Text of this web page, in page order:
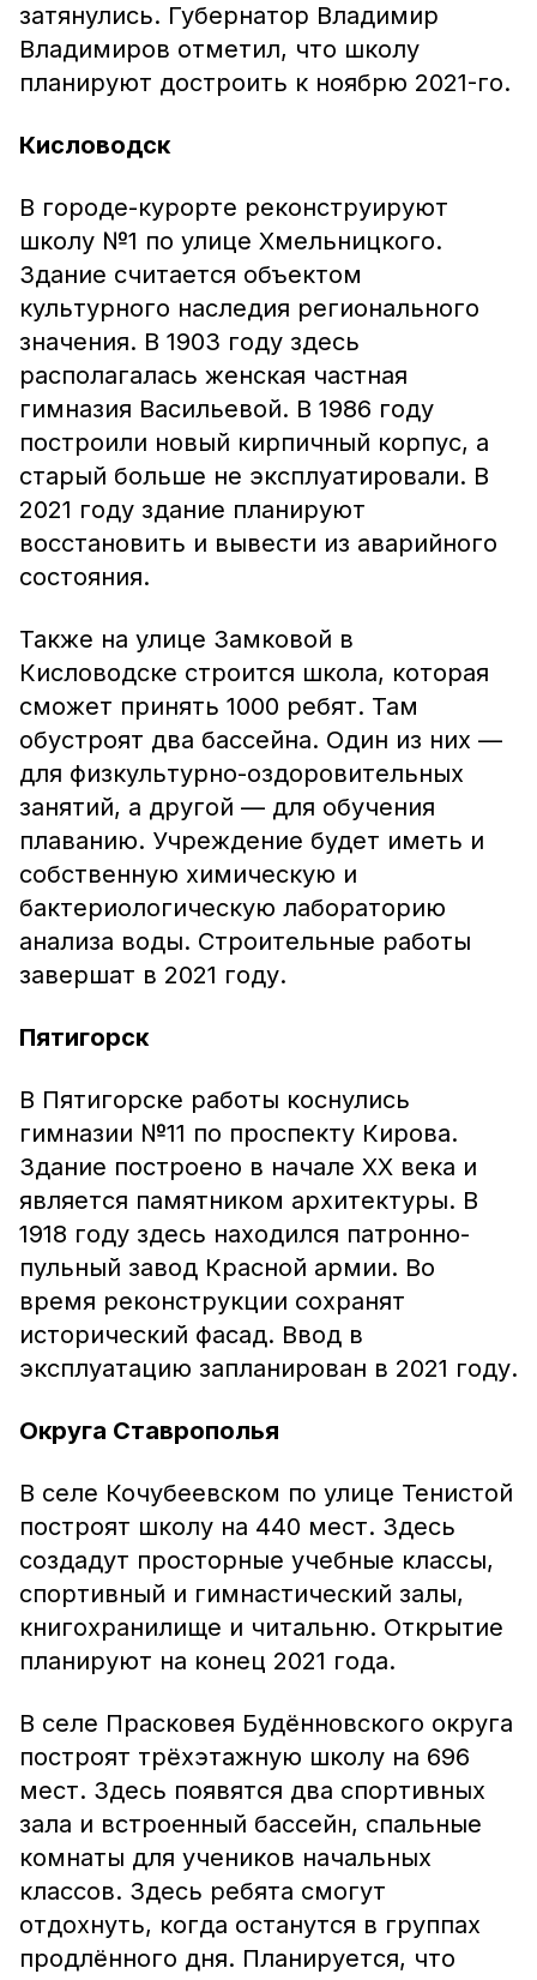
затянулись. Губернатор Владимир
Владимиров отметил, что школу
планируют достроить к ноябрю 2021-го.
Кисловодск
В городе-курорте реконструируют
школу №1 по улице Хмельницкого.
Здание считается объектом
культурного наследия регионального
значения. В 1903 году здесь
располагалась женская частная
гимназия Васильевой. В 1986 году
построили новый кирпичный корпус, а
старый больше не эксплуатировали. В
2021 году здание планируют
восстановить и вывести из аварийного
состояния.
Также на улице Замковой в
Кисловодске строится школа, которая
сможет принять 1000 ребят. Там
обустроят два бассейна. Один из них —
для физкультурно-оздоровительных
занятий, а другой — для обучения
плаванию. Учреждение будет иметь и
собственную химическую и
бактериологическую лабораторию
анализа воды. Строительные работы
завершат в 2021 году.
Пятигорск
В Пятигорске работы коснулись
гимназии №11 по проспекту Кирова.
Здание построено в начале ХХ века и
является памятником архитектуры. В
1918 году здесь находился патронно-
пульный завод Красной армии. Во
время реконструкции сохранят
исторический фасад. Ввод в
эксплуатацию запланирован в 2021 году.
Округа Ставрополья
В селе Кочубеевском по улице Тенистой
построят школу на 440 мест. Здесь
создадут просторные учебные классы,
спортивный и гимнастический залы,
книгохранилище и читальню. Открытие
планируют на конец 2021 года.
В селе Прасковея Будённовского округа
построят трёхэтажную школу на 696
мест. Здесь появятся два спортивных
зала и встроенный бассейн, спальные
комнаты для учеников начальных
классов. Здесь ребята смогут
отдохнуть, когда останутся в группах
продлённого дня. Планируется, что